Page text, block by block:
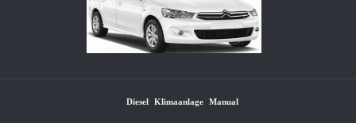
ÜBERTRAGEN
Diesel Klimaanlage Manual